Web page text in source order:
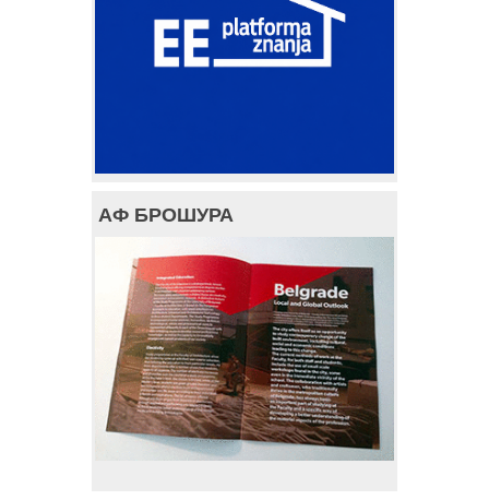
АФ БРОШУРА